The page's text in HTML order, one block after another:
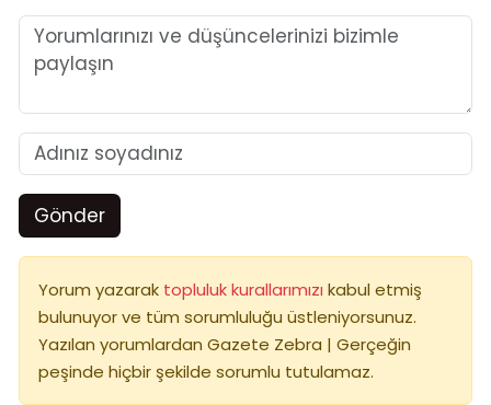
Gönder
Yorum yazarak topluluk kurallarımızı kabul etmiş
bulunuyor ve tüm sorumluluğu üstleniyorsunuz.
Yazılan yorumlardan Gazete Zebra | Gerçeğin
peşinde hiçbir şekilde sorumlu tutulamaz.